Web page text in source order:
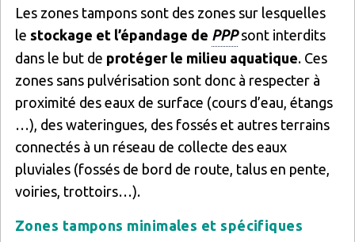
Les zones tampons sont des zones sur lesquelles
le stockage et l’épandage de PPPsont interdits
dans le but de protéger le milieu aquatique. Ces
zones sans pulvérisation sont donc à respecter à
proximité des eaux de surface (cours d’eau, étangs
…), des wateringues, des fossés et autres terrains
connectés à un réseau de collecte des eaux
pluviales (fossés de bord de route, talus en pente,
voiries, trottoirs…).
Zones tampons minimales et spécifiques